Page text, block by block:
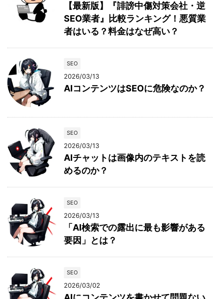
【最新版】『誹謗中傷対策会社・逆
SEO業者』比較ランキング！悪質業
者はいる？料金はなぜ高い？
SEO
2026/03/13
AIコンテンツはSEOに危険なのか？
SEO
2026/03/13
AIチャットは画像内のテキストを読
めるのか？
SEO
2026/03/13
「AI検索での露出に最も影響がある
要因」とは？
SEO
2026/03/02